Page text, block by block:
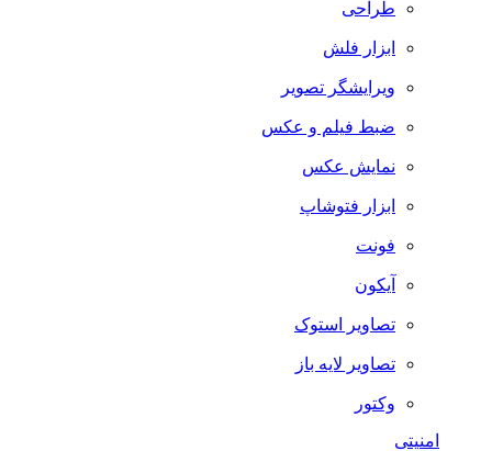
طراحی
ابزار فلش
ویرایشگر تصویر
ضبط فيلم و عكس
نمایش عکس
ابزار فتوشاپ
فونت
آیکون
تصاویر استوک
تصاویر لایه باز
وکتور
امنیتی